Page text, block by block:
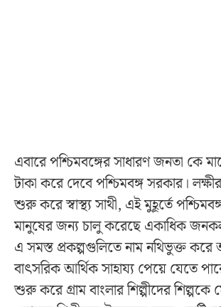
এবারে পশ্চিমবঙ্গের সাধারণ জনতা কে
টাকা করে দেবে পশ্চিমবঙ্গ সরকার।
শুরু করে স্বাস্থ্য সাথী, এই মুহূর্তে
মানুষের জন্য চালু করেছে একাধিক
এ সমস্ত প্রকল্পগুলিতে নাম নথিভুক্ত করে
বাৎসরিক আর্থিক সাহায্য পেয়ে যেতে
শুরু করে গ্রাম বাংলার শিল্পীদের